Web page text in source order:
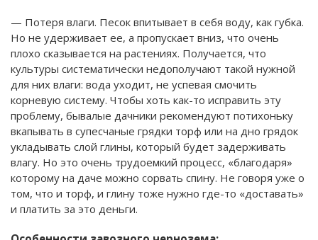
— Потеря влаги. Песок впитывает в себя воду, как губка.
Но не удерживает ее, а пропускает вниз, что очень
плохо сказывается на растениях. Получается, что
культуры систематически недополучают такой нужной
для них влаги: вода уходит, не успевая смочить
корневую систему. Чтобы хоть как-то исправить эту
проблему, бывалые дачники рекомендуют потихоньку
вкапывать в супесчаные грядки торф или на дно грядок
укладывать слой глины, который будет задерживать
влагу. Но это очень трудоемкий процесс, «благодаря»
которому на даче можно сорвать спину. Не говоря уже о
том, что и торф, и глину тоже нужно где-то «доставать»
и платить за это деньги.